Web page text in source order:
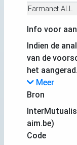
Farmanet ALL
Info voor
Indien de
van de
het
Meer
Bron
aim.be)
Code